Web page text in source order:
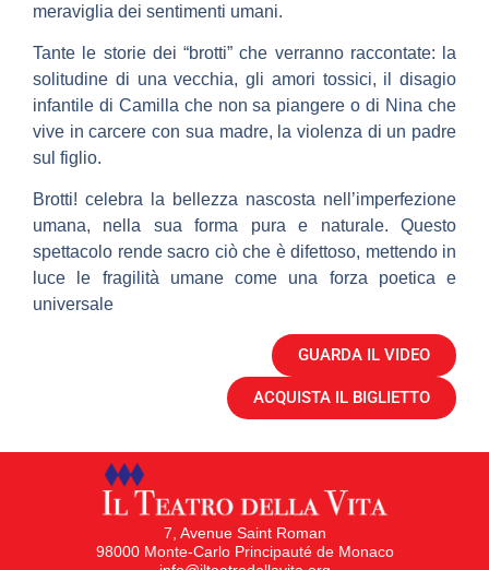
meraviglia dei sentimenti umani.
Tante le storie dei “brotti” che verranno raccontate: la
solitudine di una vecchia, gli amori tossici, il disagio
infantile di Camilla che non sa piangere o di Nina che
vive in carcere con sua madre, la violenza di un padre
sul figlio.
Brotti! celebra la bellezza nascosta nell’imperfezione
umana, nella sua forma pura e naturale. Questo
spettacolo rende sacro ciò che è difettoso, mettendo in
luce le fragilità umane come una forza poetica e
universale
GUARDA IL VIDEO
ACQUISTA IL BIGLIETTO
7, Avenue Saint Roman
98000 Monte-Carlo Principauté de Monaco